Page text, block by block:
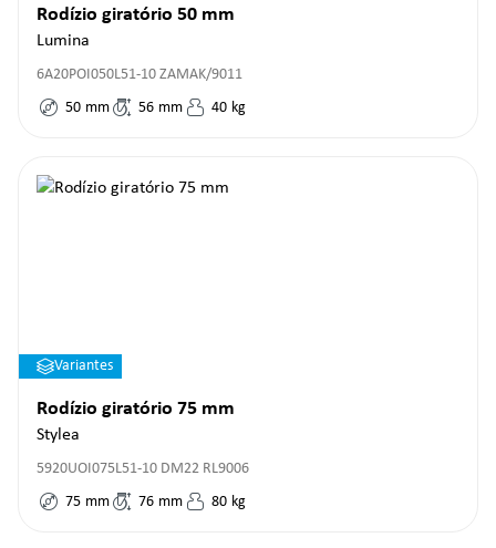
Rodízio giratório 50 mm
Lumina
6A20POI050L51-10 ZAMAK/9011
50 mm 56 mm 40 kg
Variantes
Rodízio giratório 75 mm
Stylea
5920UOI075L51-10 DM22 RL9006
75 mm 76 mm 80 kg